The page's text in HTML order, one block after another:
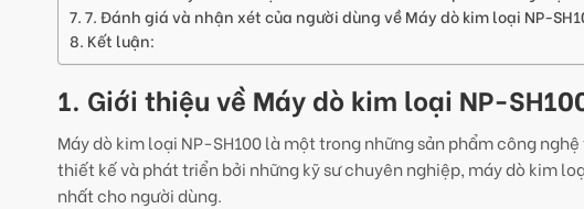
7. Đánh giá và nhận xét của người dùng về Máy dò kim loại NP-
Kết luận:
1. Giới thiệu về Máy dò kim loại NP-
Máy dò kim loại NP-SH100 là một trong những sản phẩm công
thiết kế và phát triển bởi những kỹ sư chuyên nghiệp, máy dò kim
nhất cho người dùng.